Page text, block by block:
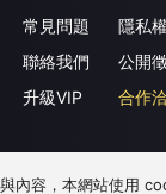
常見問題
聯絡我們
升級VIP
隱私
公開
合作
內容，本網站使用